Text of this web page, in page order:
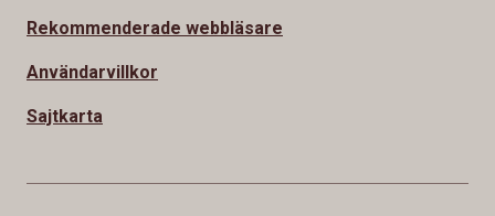
Rekommenderade webbläsare
Användarvillkor
Sajtkarta